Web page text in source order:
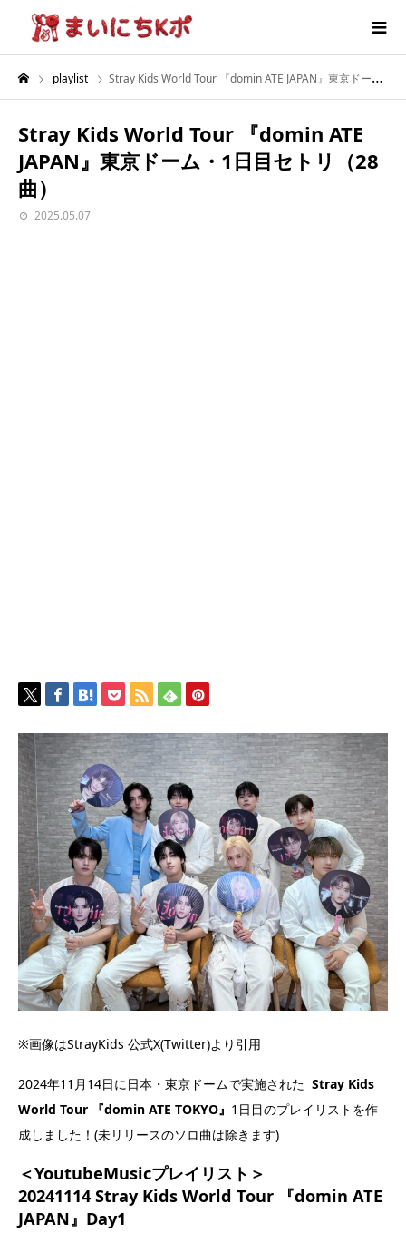
playlist Stray Kids World Tour 『domin ATE JAPAN』東京ドーム・1日目セトリ（28曲）
Stray Kids World Tour 『domin ATE
JAPAN』東京ドーム・1日目セトリ（28
曲）
2025.05.07
※画像はStrayKids 公式X(Twitter)より引用
2024年11月14日に日本・東京ドームで実施された Stray Kids
World Tour 『domin ATE TOKYO』 1日目のプレイリストを作
成しました！(未リリースのソロ曲は除きます)
＜YoutubeMusicプレイリスト＞
20241114 Stray Kids World Tour 『domin ATE
JAPAN』Day1